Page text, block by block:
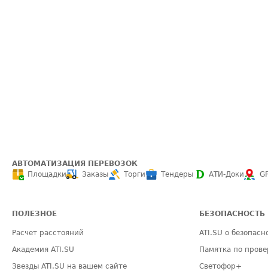
АВТОМАТИЗАЦИЯ ПЕРЕВОЗОК
Площадки
Заказы Торги Тендеры АТИ-Доки
ПОЛЕЗНОЕ
Расчет расстояний
Академия ATI.SU
Звезды ATI.SU на вашем сайте
БЕЗОПАСНОСТЬ
ATI.SU о
Памятка по
Светофор+